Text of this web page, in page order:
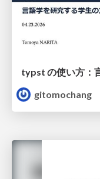
typst の使い方：
gitomochang